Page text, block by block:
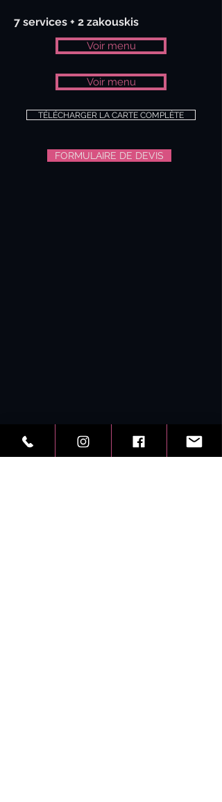
7 services + 2 zakouskis
Voir menu
Voir menu
TÉLÉCHARGER LA CARTE COMPLÈTE
FORMULAIRE DE DEVIS